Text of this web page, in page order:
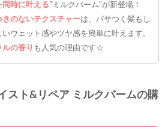
同時に叶える”ミルクバーム”が新登場！
のないテクスチャーは、パサつく髪もし
ウェット感やツヤ感を簡単に叶えます。
の香り も人気の理由です☆
スト&リペア ミルクバームの購